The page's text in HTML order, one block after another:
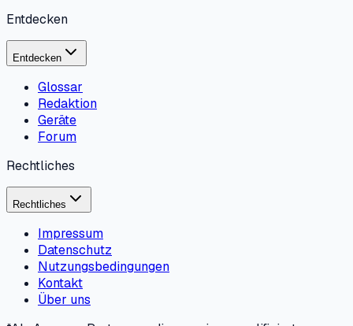
Entdecken
Entdecken
Glossar
Redaktion
Geräte
Forum
Rechtliches
Rechtliches
Impressum
Datenschutz
Nutzungsbedingungen
Kontakt
Über uns